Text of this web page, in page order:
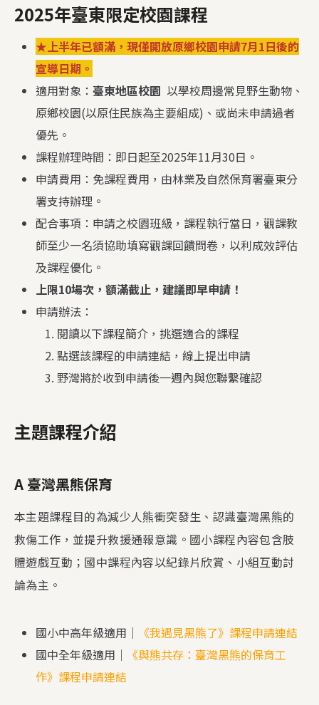
2025年臺東限定校園課程
★上半年已額滿， 現僅開放原鄉校園申請7月1日後的
宣導日期。
適用對象： 臺東地區校園 以學校周邊常見野生動物、
原鄉校園(以原住民族為主要組成)、或尚未申請過者
優先。
課程辦理時間：即日起至2025年11月30日。
申請費用：免課程費用，由林業及自然保育署臺東分
署支持辦理。
配合事項：申請之校園班級，課程執行當日，觀課教
師至少一名須協助填寫觀課回饋問卷，以利成效評估
及課程優化。
上限10場次，額滿截止，建議即早申請！
申請辦法：
閱讀以下課程簡介，挑選適合的課程
點選該課程的申請連結，線上提出申請
野灣將於收到申請後一週內與您聯繫確認
主題課程介紹
A 臺灣黑熊保育
本主題課程目的為減少人熊衝突發生、認識臺灣黑熊的
救傷工作，並提升救援通報意識。國小課程內容包含肢
體遊戲互動；國中課程內容以紀錄片欣賞、小組互動討
論為主。
國小中高年級適用｜
《我遇見黑熊了》課程申請連結
國中全年級適用｜
《與熊共存：臺灣黑熊的保育工
作》課程申請連結